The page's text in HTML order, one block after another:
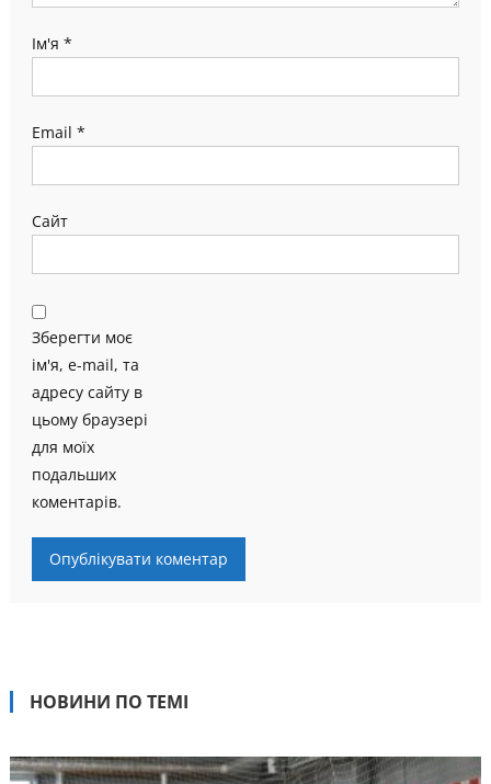
Ім'я *
Email *
Сайт
Зберегти моє
ім'я, e-mail, та
адресу сайту в
цьому браузері
для моїх
подальших
коментарів.
НОВИНИ ПО ТЕМІ